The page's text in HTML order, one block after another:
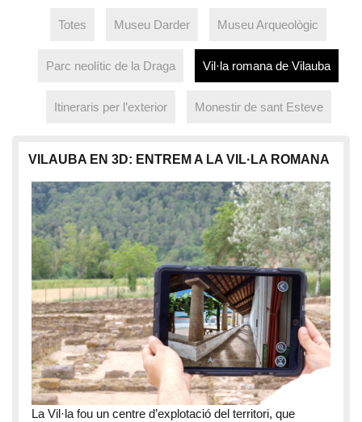
Totes Museu Darder Museu Arqueològic
Parc neolític de la Draga Vil·la romana de Vilauba
Itineraris per l’exterior Monestir de sant Esteve
VILAUBA EN 3D: ENTREM A LA VIL·LA ROMANA
La Vil·la fou un centre d’explotació del territori, que